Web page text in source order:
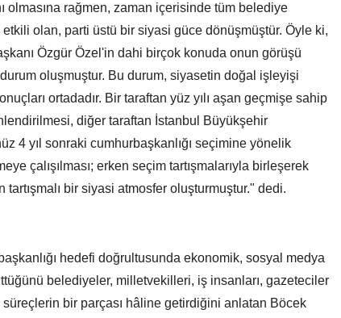
olmasına rağmen, zaman içerisinde tüm belediye
etkili olan, parti üstü bir siyasi güce dönüşmüştür. Öyle ki,
Özgür Özel'in dahi birçok konuda onun görüşü
oluşmuştur. Bu durum, siyasetin doğal işleyişi
ortadadır. Bir taraftan yüz yılı aşan geçmişe sahip
diğer taraftan İstanbul Büyükşehir
4 yıl sonraki cumhurbaşkanlığı seçimine yönelik
çalışılması; erken seçim tartışmalarıyla birleşerek
tartışmalı bir siyasi atmosfer oluşturmuştur." dedi.
hedefi doğrultusunda ekonomik, sosyal medya
belediyeler, milletvekilleri, iş insanları, gazeteciler
bir parçası hâline getirdiğini anlatan Böcek